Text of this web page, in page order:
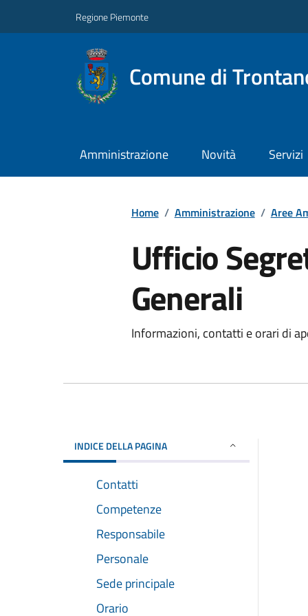
Regione Piemonte
Comune di
Amministrazione Novità Servizi
Home / Amministrazione / Aree
Ufficio
Generali
Informazioni, contatti e orari di
INDICE DELLA PAGINA
Contatti
Competenze
Responsabile
Personale
Sede principale
Orario